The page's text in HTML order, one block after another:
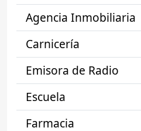
Agencia Inmobiliaria
Carnicería
Emisora de Radio
Escuela
Farmacia